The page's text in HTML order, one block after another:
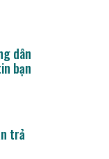
dân
bạn
trả